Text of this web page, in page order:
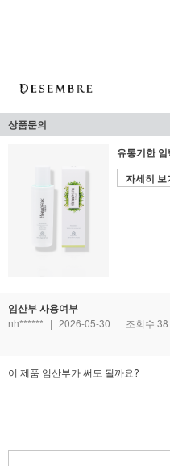
상품문의
유통기한
자세히 보
임산부 사용여부
nh****** | 2026-05-30 | 조회수 38
이 제품 임산부가 써도 될까요?